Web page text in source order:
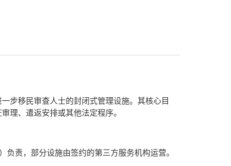
步移民审查人士的封闭式管理设施。其核心目
理、遣返安排或其他法定程序。
责，部分设施由签约的第三方服务机构运营。